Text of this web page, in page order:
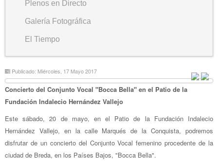
Plenos en Directo
Galería Fotográfica
El Tiempo
Publicado: Miércoles, 17 Mayo 2017
Concierto del Conjunto Vocal "Bocca Bella" en el Patio de la
Fundación Indalecio Hernández Vallejo
Este sábado, 20 de mayo, en el Patio de la Fundación Indalecio
Hernández Vallejo, en la calle Marqués de la Conquista, podremos
disfrutar de un concierto del Conjunto Vocal femenino procedente de la
ciudad de Breda, en los Países Bajos, "Bocca Bella".